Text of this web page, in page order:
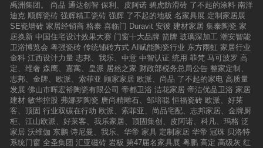
禹洲集团。
尚品 通达创智 保利、皮阿诺 碧虎防滑砖 了不起的涂料 南洋
迪克 顺辉瓷砖 强辉精工瓷砖 强辉 了不起的地板 名家具展 定制家居展
SE瓷墙砖 家居经销商 格泰 喜临门 Duravit 安彼 建材家居 集泰陶瓷 家
居换新 中国住宅设计效果大赛 门窗十大品牌 箭牌 玻璃深加工 潮安智能
卫浴博览会 粤强瓷砖 传统铺砖方式 AI赋能陶瓷行业 东方雨虹 家居行业
金科 江西设计力量 志邦、我乐、中意 中智认证 统用 菲梵 马可波罗 高
定、维奢 森鹰、嘉寓、皇派 居然之家 财政部税务总局公告 整家定制、
志邦、金牌、欧派、索菲亚 顾家家居 欧派、尚品 了不起的家电 高质量
发展 佛山市晖宏裕陶瓷有限公司 帝都卫浴 洁花家居 帝洁优品卫浴 家居
建材 敏华控股 弗娜罗陶瓷 唐尚精雕石、邹培聪 恒福瓷砖 欧派、好莱
客、顶固 行业双碳在行动 欧派、索菲亚、尚品宅配、志邦家居、金牌厨
柜、江山欧派、好莱客、我乐家居、顶固集创、皮阿诺、科凡、玛格 泛
家居 沃维伽 东鹏 诗尼曼、我乐、华帝 家具 定制家居 华帝 冠珠 贝洛特
系统门窗 全圣集团 汇亚磁砖 岩板 第47届名家具展 粤鹏 高定 高级灰 红